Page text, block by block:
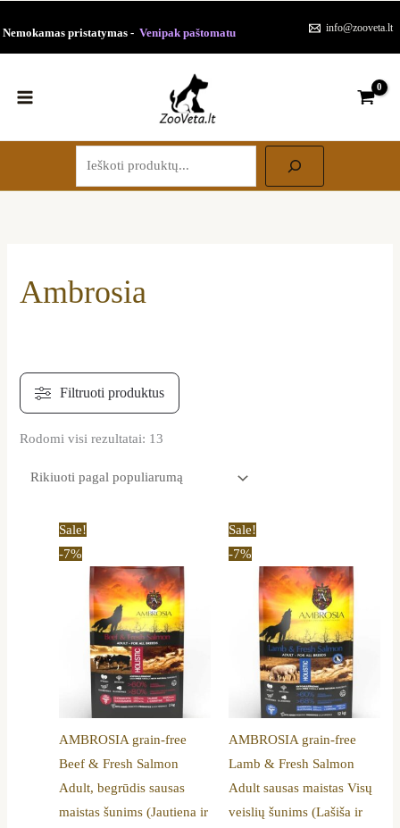
prie
Nemokamas pristatymas - Venipak paštomatu info@zooveta.lt
Ambrosia
Rodomi visi rezultatai: 13
pagal
Sale!
-7%
AMBROSIA grain-free
Beef & Fresh Salmon
Adult, begrūdis sausas
maistas šunims (Jautiena ir
through
58,89 €
has
multiple
variants.
The
options
may
be
chosen
on
the
product
Sale!
-7%
AMBROSIA grain-free
Lamb & Fresh Salmon
Adult sausas maistas Visų
veislių šunims (Lašiša ir
through
58,89 €
has
multiple
variants.
The
options
may
be
chosen
on
the
product